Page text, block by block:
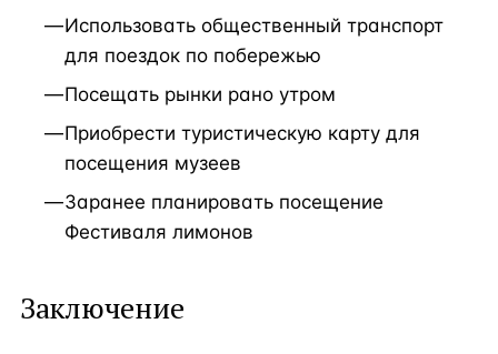
Использовать общественный транспорт
для поездок по побережью
Посещать рынки рано утром
Приобрести туристическую карту для
посещения музеев
Заранее планировать посещение
Фестиваля лимонов
Заключение